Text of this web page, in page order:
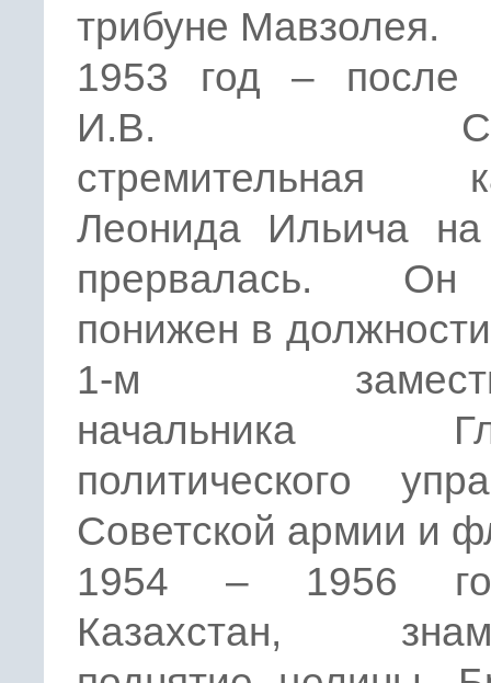
трибуне Мавзолея.
1953 год – после
И.В.
стремительная
Леонида Ильича
прервалась.
понижен в
1-м
начальника
политического
Советской армии и
1954 – 1956
Казахстан,